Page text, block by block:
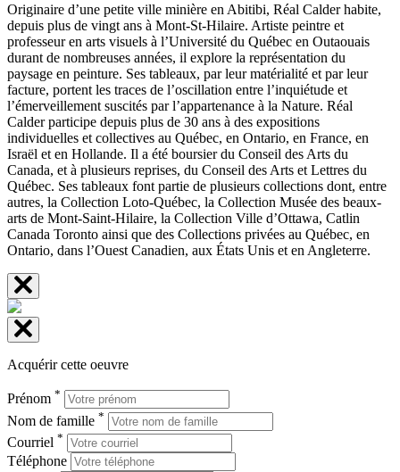
Originaire d’une petite ville minière en Abitibi, Réal Calder habite,
depuis plus de vingt ans à Mont-St-Hilaire. Artiste peintre et
professeur en arts visuels à l’Université du Québec en Outaouais
durant de nombreuses années, il explore la représentation du
paysage en peinture. Ses tableaux, par leur matérialité et par leur
facture, portent les traces de l’oscillation entre l’inquiétude et
l’émerveillement suscités par l’appartenance à la Nature. Réal
Calder participe depuis plus de 30 ans à des expositions
individuelles et collectives au Québec, en Ontario, en France, en
Israël et en Hollande. Il a été boursier du Conseil des Arts du
Canada, et à plusieurs reprises, du Conseil des Arts et Lettres du
Québec. Ses tableaux font partie de plusieurs collections dont, entre
autres, la Collection Loto-Québec, la Collection Musée des beaux-
arts de Mont-Saint-Hilaire, la Collection Ville d’Ottawa, Catlin
Canada Toronto ainsi que des Collections privées au Québec, en
Ontario, dans l’Ouest Canadien, aux États Unis et en Angleterre.
Acquérir cette oeuvre
Prénom *
Nom de famille *
Courriel *
Téléphone